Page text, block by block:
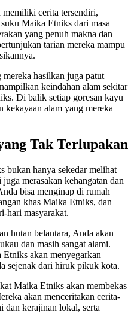
memiliki cerita tersendiri,
Maika Etniks dari masa
yang penuh makna dan
tarian mereka mampu
hasilkan juga patut
keindahan alam sekitar
Di balik setiap goresan kayu
kekayaan alam yang mereka
Tak Terlupakan
bukan hanya sekedar melihat
merasakan kehangatan dan
bisa menginap di rumah
khas Maika Etniks, dan
hari masyarakat.
hutan belantara, Anda akan
dan masih sangat alami.
akan menyegarkan
sejenak dari hiruk pikuk kota.
Maika Etniks akan membekas
akan menceritakan cerita-
dan kerajinan lokal, serta